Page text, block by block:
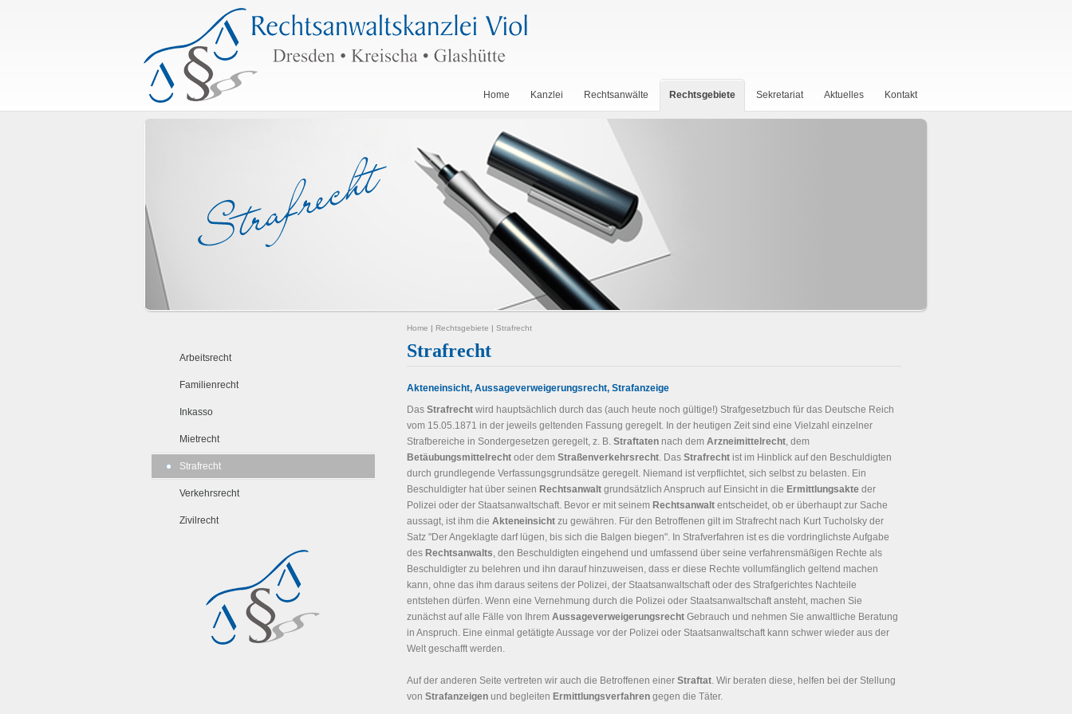
Home Kanzlei Rechtsanwälte Rechtsgebiete Sekretariat Aktuelles Kontakt
Arbeitsrecht
Familienrecht
Inkasso
Mietrecht
Strafrecht
Verkehrsrecht
Zivilrecht
Home | Rechtsgebiete | Strafrecht
Strafrecht
Akteneinsicht, Aussageverweigerungsrecht, Strafanzeige
Das Strafrecht wird hauptsächlich durch das (auch heute noch gültige!) Strafgesetzbuch für das Deutsche Reich
vom 15.05.1871 in der jeweils geltenden Fassung geregelt. In der heutigen Zeit sind eine Vielzahl einzelner
Strafbereiche in Sondergesetzen geregelt, z. B. Straftaten nach dem Arzneimittelrecht, dem
Betäubungsmittelrecht oder dem Straßenverkehrsrecht. Das Strafrecht ist im Hinblick auf den Beschuldigten
durch grundlegende Verfassungsgrundsätze geregelt. Niemand ist verpflichtet, sich selbst zu belasten. Ein
Beschuldigter hat über seinen Rechtsanwalt grundsätzlich Anspruch auf Einsicht in die Ermittlungsakte der
Polizei oder der Staatsanwaltschaft. Bevor er mit seinem Rechtsanwalt entscheidet, ob er überhaupt zur Sache
aussagt, ist ihm die Akteneinsicht zu gewähren. Für den Betroffenen gilt im Strafrecht nach Kurt Tucholsky der
Satz "Der Angeklagte darf lügen, bis sich die Balgen biegen". In Strafverfahren ist es die vordringlichste Aufgabe
des Rechtsanwalts, den Beschuldigten eingehend und umfassend über seine verfahrensmäßigen Rechte als
Beschuldigter zu belehren und ihn darauf hinzuweisen, dass er diese Rechte vollumfänglich geltend machen
kann, ohne das ihm daraus seitens der Polizei, der Staatsanwaltschaft oder des Strafgerichtes Nachteile
entstehen dürfen. Wenn eine Vernehmung durch die Polizei oder Staatsanwaltschaft ansteht, machen Sie
zunächst auf alle Fälle von Ihrem Aussageverweigerungsrecht Gebrauch und nehmen Sie anwaltliche Beratung
in Anspruch. Eine einmal getätigte Aussage vor der Polizei oder Staatsanwaltschaft kann schwer wieder aus der
Welt geschafft werden.
Auf der anderen Seite vertreten wir auch die Betroffenen einer Straftat. Wir beraten diese, helfen bei der Stellung
von Strafanzeigen und begleiten Ermittlungsverfahren gegen die Täter.